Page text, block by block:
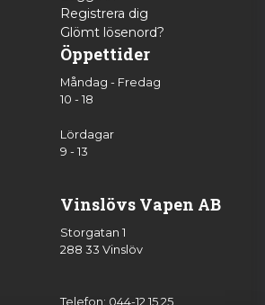
Registrera dig
Glömt lösenord?
Öppettider
Måndag - Fredag
10 - 18
Lördagar
9 - 13
Vinslövs Vapen AB
Storgatan 1
288 33 Vinslöv
Telefon: 044-12 15 25